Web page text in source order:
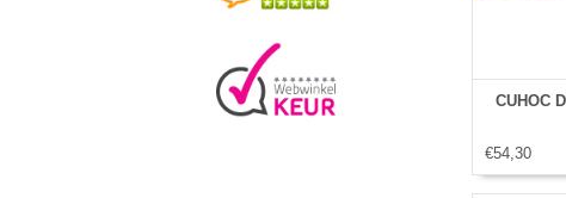
CUHOC
€54,30